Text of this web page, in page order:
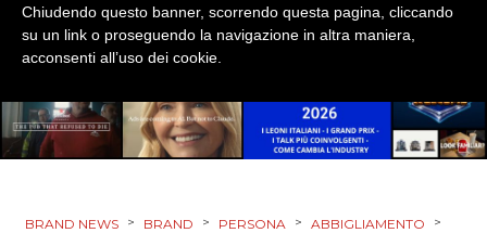
PUNTI VENDITA
CSR
STRATEGIE
CINEMA
BRAND NEWS > BRAND > PERSONA > ABBIGLIAMENTO >
Chiudendo questo banner, scorrendo questa pagina, cliccando
su un link o proseguendo la navigazione in altra maniera,
acconsenti all’uso dei cookie.